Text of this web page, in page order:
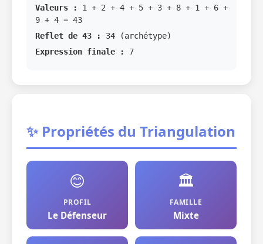
Valeurs :
1 + 2 + 4 + 5 + 3 + 8 + 1 + 6 +
9 + 4 = 43
Reflet de 43 :
34 (archétype)
Expression finale :
7
✨ Propriétés du Triangulation
😊
PROFIL
Le Défenseur
🏛️
FAMILLE
Mixte